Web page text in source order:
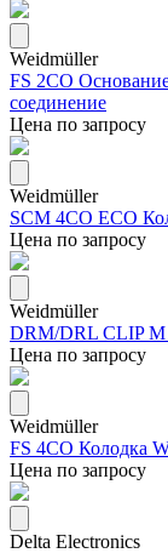
Weidmüller
FS 2CO
соединение
Цена по запросу
Weidmüller
SCM 4CO ECO
Цена по запросу
Weidmüller
DRM/DRL CLIP M
Цена по запросу
Weidmüller
FS 4CO Колодка
Цена по запросу
Delta Electronics